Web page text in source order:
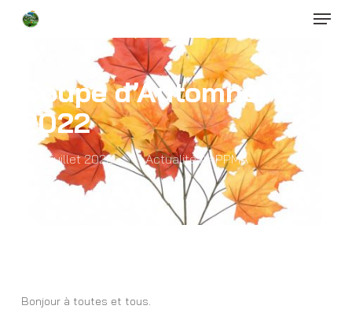
Menu
Coupe d’Automne
2022
17 juillet 2022 Actualité AAPPMA
Bonjour à toutes et tous.